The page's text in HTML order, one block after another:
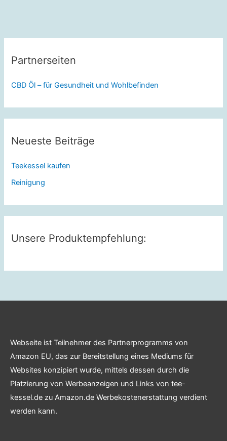
Partnerseiten
CBD Öl – für Gesundheit und Wohlbefinden
Neueste Beiträge
Teekessel kaufen
Reinigung
Unsere Produktempfehlung:
Webseite ist Teilnehmer des Partnerprogramms von
Amazon EU, das zur Bereitstellung eines Mediums für
Websites konzipiert wurde, mittels dessen durch die
Platzierung von Werbeanzeigen und Links von tee-
kessel.de zu Amazon.de Werbekostenerstattung verdient
werden kann.